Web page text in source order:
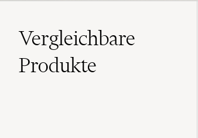
Vergleichbare
Produkte